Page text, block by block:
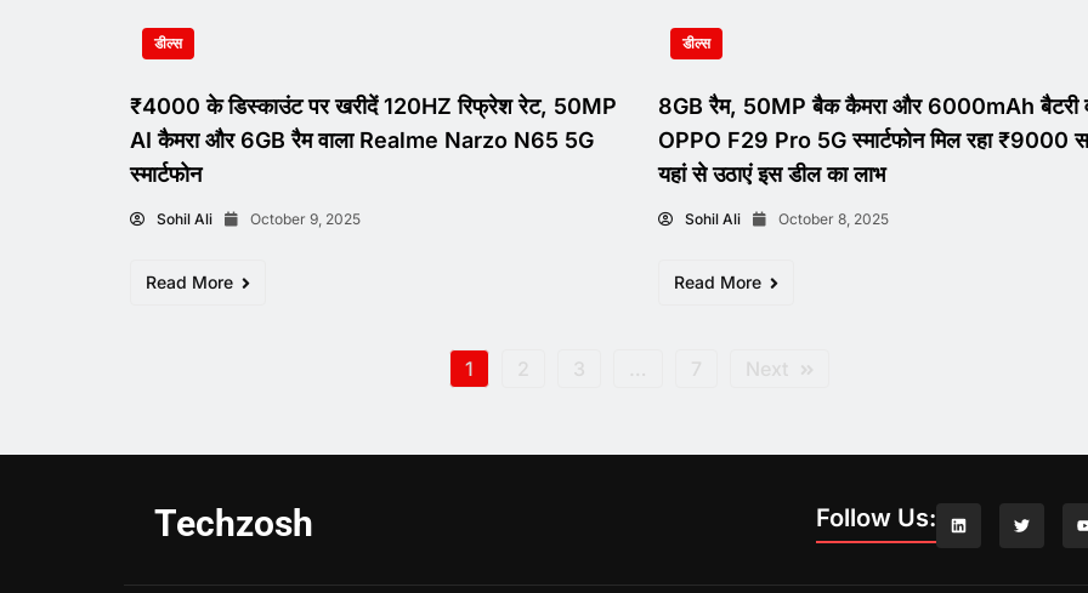
डील्स
₹4000 के डिस्काउंट पर खरीदें 120HZ रिफ्रेश रेट, 50MP
AI कैमरा और 6GB रैम वाला Realme Narzo N65 5G
स्मार्टफोन
Sohil Ali October 9, 2025
Read More
डील्स
8GB रैम, 50MP बैक कैमरा और 6000mAh बैटरी
OPPO F29 Pro 5G स्मार्टफोन मिल रहा ₹9000
यहां से उठाएं इस डील का लाभ
Sohil Ali October 8, 2025
Read More
1 2 3 … 7 Next
Techzosh Follow Us: